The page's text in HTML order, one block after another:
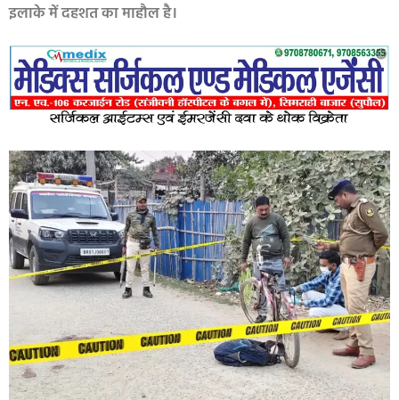
इलाके में दहशत का माहौल है।